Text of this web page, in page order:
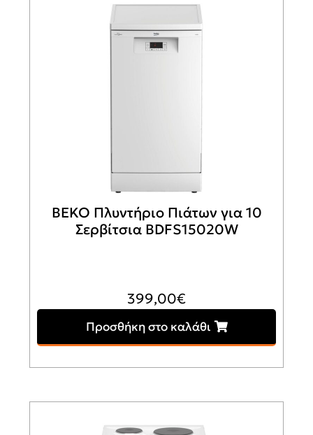
BEKO Πλυντήριο Πιάτων για 10
Σερβίτσια BDFS15020W
399,00€
Προσθήκη στο καλάθι